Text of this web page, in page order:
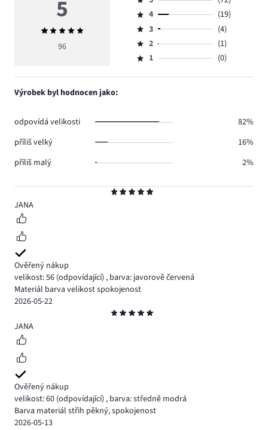
5
JANA
Ověřený nákup
velikost: 56 (odpovídající) , barva: javorově červená
Materiál barva velikost spokojenost
2026-05-22
5
JANA
Ověřený nákup
velikost: 60 (odpovídající) , barva: středně modrá
Barva materiál střih pěkný, spokojenost
2026-05-13
5
Průměrné
hodnocení
96
Hodnocení
5,
počet
hlasů
72.
Hodnocení
4,
počet
hlasů
4
(19)
Hodnocení
3,
počet
3
(4)
Hodnocení
2,
2
(1)
Hodnocení
1,
1 (0)
Výrobek byl hodnocen jako:
odpovídá velikosti
82%
příliš velký
16%
příliš malý
2%